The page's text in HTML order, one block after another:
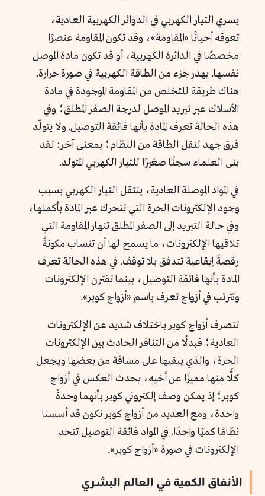
يسري التيار الكهربي في الدوائر الكهربية العادية،
تعوقه أحيانًا «المقاومة»، وقد تكون المقاومة عنصرًا
مخصصًا في الدائرة الكهربية، أو قد تكون مادة الموصل
نفسها. يهدر جزء من الطاقة الكهربية في صورة حرارة.
هناك طريقة للتخلص من المقاومة الموجودة في مادة
الأسلاك عبر تبريد الموصل لدرجة الصفر المطلق؛ وفي
هذه الحالة تعرف المادة بأنها فائقة التوصيل. ولا يتولّد
فرق جهد لنقل الطاقة من النظام؛ بمعنى آخر: لقد
بنى العلماء سجنًا صغيرًا للتيار الكهربي المتولد.
في المواد الموصلة العادية، ينتقل التيار الكهربي بسبب
وجود الإلكترونات الحرة التي تتحرك عبر المادة بأكملها،
وفي حالة التبريد إلى الصفر المطلق تنهار المقاومة التي
تلاقيها الإلكترونات، ما يسمح لها أن تنساب مكونةً
رقصةً إيقاعية تتدفق بلا توقف. في هذه الحالة تعرف
المادة بأنها فائقة التوصيل، بينما تقترن الإلكترونات
وتترتب في أزواج تعرف باسم «أزواج كوبر».
تتصرف أزواج كوبر باختلاف شديد عن الإلكترونات
العادية؛ فبدلًا من التنافر الحادث بين الإلكترونات
الحرة، والذي يبقيها على مسافة من بعضها ويجعل
كلًّا منها مميزًا عن أخيه، يحدث العكس في أزواج
كوبر؛ إذ يمكن وصف إلكتروني كوبر بأنهما وحدةٌ
واحدة، ومع العديد من أزواج كوبر نكون قد أسسنا
نظامًا كميًا واحدًا. في المواد فائقة التوصيل تتحد
الإلكترونات في صورة «أزواج كوبر».
الأنفاق الكمية في العالم البشري